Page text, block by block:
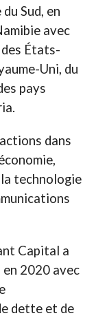
Sud, en
avec
États-
Uni, du
pays
dans
technologie
Capital a
2020 avec
dette et de